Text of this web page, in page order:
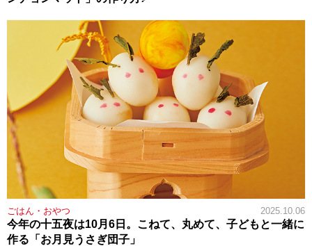
ごはん・おやつ 2025.10.06
今年の十五夜は10月6日。こねて、丸めて、子どもと一緒に
作る「お月見うさぎ団子」